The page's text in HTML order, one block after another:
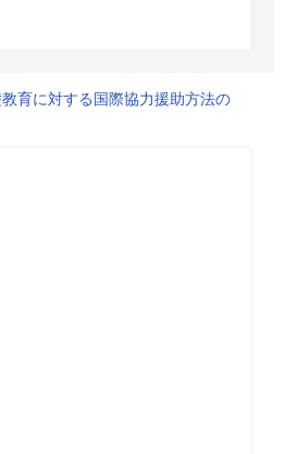
育に対する国際協力援助方法の